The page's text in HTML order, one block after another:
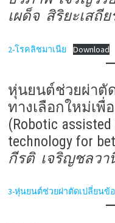
เผด็จ สิริยะเสถีย
2-โรคลิชมาเนีย Download
หุ่นยนต์ช่วยผ่าตั
ทางเลือกใหม่เพื่
(Robotic
technology for
กีรติ เจริญชลวา
3-หุ่นยนต์ช่วยผ่าตัดเปลี่ยนข้อ